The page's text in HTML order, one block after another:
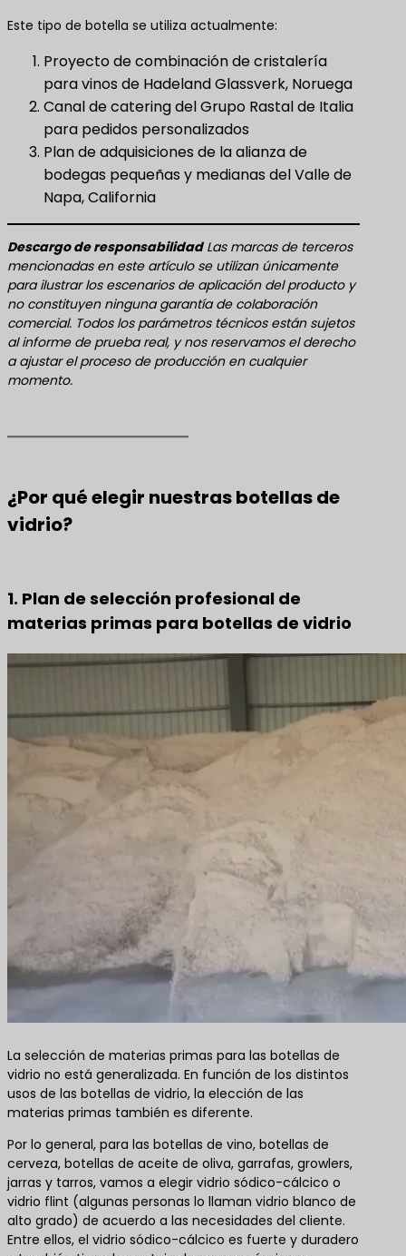
Este tipo de botella se utiliza actualmente:
Proyecto de combinación de cristalería
para vinos de Hadeland Glassverk, Noruega
Canal de catering del Grupo Rastal de Italia
para pedidos personalizados
Plan de adquisiciones de la alianza de
bodegas pequeñas y medianas del Valle de
Napa, California
Descargo de responsabilidadLas marcas de terceros
mencionadas en este artículo se utilizan únicamente
para ilustrar los escenarios de aplicación del producto y
no constituyen ninguna garantía de colaboración
comercial. Todos los parámetros técnicos están sujetos
al informe de prueba real, y nos reservamos el derecho
a ajustar el proceso de producción en cualquier
momento.
¿Por qué elegir nuestras botellas de
vidrio?
1. Plan de selección profesional de
materias primas para botellas de vidrio
La selección de materias primas para las botellas de
vidrio no está generalizada. En función de los distintos
usos de las botellas de vidrio, la elección de las
materias primas también es diferente.
Por lo general, para las botellas de vino, botellas de
cerveza, botellas de aceite de oliva, garrafas, growlers,
jarras y tarros, vamos a elegir vidrio sódico-cálcico o
vidrio flint (algunas personas lo llaman vidrio blanco de
alto grado) de acuerdo a las necesidades del cliente.
Entre ellos, el vidrio sódico-cálcico es fuerte y duradero